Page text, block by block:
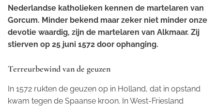
Nederlandse katholieken kennen de martelaren van
Gorcum. Minder bekend maar zeker niet minder onze
devotie waardig, zijn de martelaren van Alkmaar. Zij
stierven op 25 juni 1572 door ophanging.
Terreurbewind van de geuzen
In 1572 rukten de geuzen op in Holland, dat in opstand
kwam tegen de Spaanse kroon. In West-Friesland